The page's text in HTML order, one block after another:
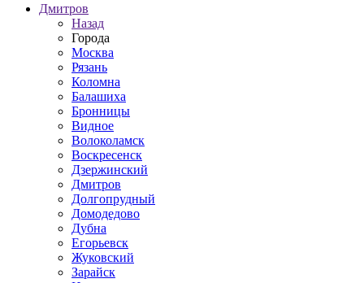
Дмитров
Назад
Города
Москва
Рязань
Коломна
Балашиха
Бронницы
Видное
Волоколамск
Воскресенск
Дзержинский
Дмитров
Долгопрудный
Домодедово
Дубна
Егорьевск
Жуковский
Зарайск